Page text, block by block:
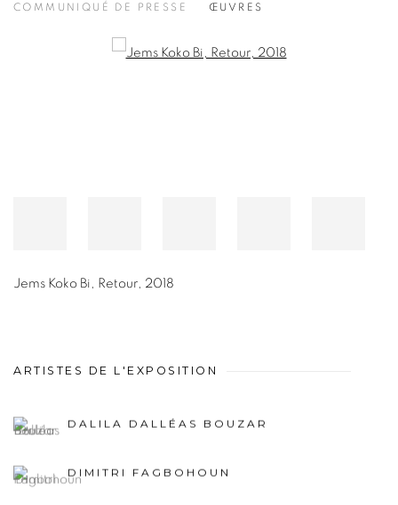
COMMUNIQUÉ DE PRESSE
ŒUVRES
Open a larger version of the following image in a popup:
Jems Koko Bi Retour 2018
ARTISTES DE L'EXPOSITION
DALILA DALLÉAS BOUZAR
DIMITRI FAGBOHOUN